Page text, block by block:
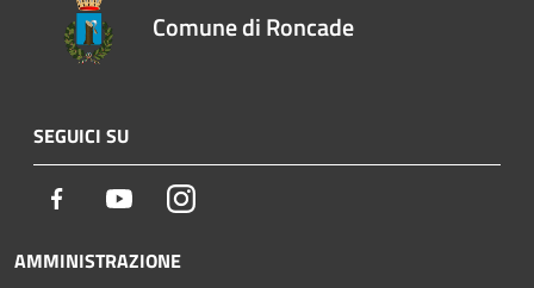
Comune di Roncade
SEGUICI SU
Facebook YoutubeInstagram
AMMINISTRAZIONE